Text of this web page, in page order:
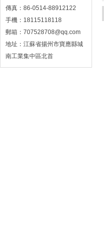
傳真：86-0514-88912122
手機：18115118118
郵箱： 707528708@qq.com
地址：江蘇省揚州市寶應縣城
南工業集中區北首